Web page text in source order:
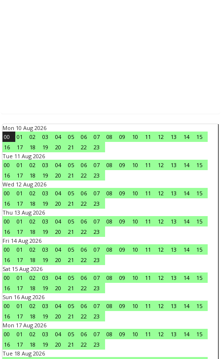
Mon 10 Aug 2026
00
01 02 03 04 05 06 07 08 09 10 11 12 13 14
15
16
17 18 19 20 21 22
23
Tue 11 Aug 2026
00
01 02 03 04 05 06 07 08 09 10 11 12 13 14
15
16
17 18 19 20 21 22
23
Wed 12 Aug 2026
00
01 02 03 04 05 06 07 08 09 10 11 12 13 14
15
16
17 18 19 20 21 22
23
Thu 13 Aug 2026
00
01 02 03 04 05 06 07 08 09 10 11 12 13 14
15
16
17 18 19 20 21 22
23
Fri 14 Aug 2026
00
01 02 03 04 05 06 07 08 09 10 11 12 13 14
15
16
17 18 19 20 21 22
23
Sat 15 Aug 2026
00
01 02 03 04 05 06 07 08 09 10 11 12 13 14
15
16
17 18 19 20 21 22
23
Sun 16 Aug 2026
00
01 02 03 04 05 06 07 08 09 10 11 12 13 14
15
16
17 18 19 20 21 22
23
Mon 17 Aug 2026
00
01 02 03 04 05 06 07 08 09 10 11 12 13 14
15
16
17 18 19 20 21 22
23
Tue 18 Aug 2026